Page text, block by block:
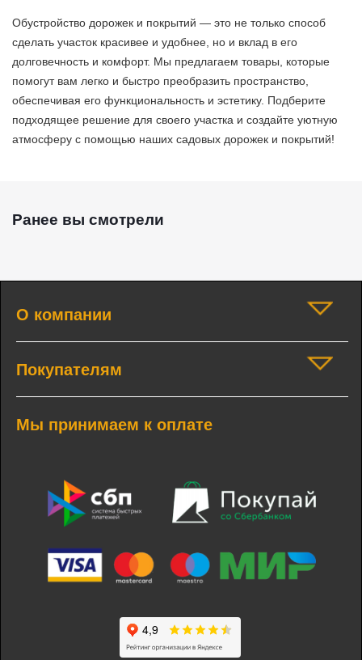
Обустройство дорожек и покрытий — это не только способ
сделать участок красивее и удобнее, но и вклад в его
долговечность и комфорт. Мы предлагаем товары, которые
помогут вам легко и быстро преобразить пространство,
обеспечивая его функциональность и эстетику. Подберите
подходящее решение для своего участка и создайте уютную
атмосферу с помощью наших садовых дорожек и покрытий!
Ранее вы смотрели
О компании
Покупателям
Мы принимаем к оплате